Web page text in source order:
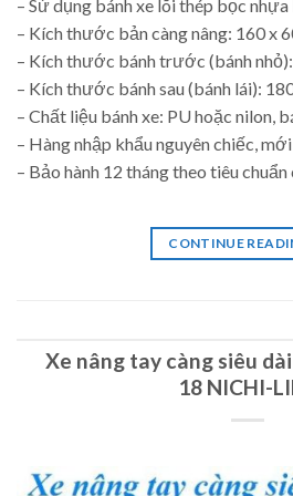
– Sử dụng bánh xe lõi thép bọc nhựa
– Kích thước bản càng nâng: 160 x
– Kích thước bánh trước (bánh
– Kích thước bánh sau (bánh lái):
– Chất liệu bánh xe: PU hoặc nilon,
– Hàng nhập khẩu nguyên chiếc,
– Bảo hành 12 tháng theo tiêu chuẩn
CONTINUE
Xe nâng tay càng siêu
18 NICHI-